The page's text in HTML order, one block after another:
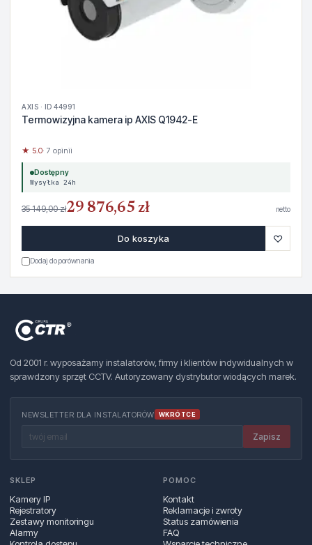
AXIS · ID 44991
Termowizyjna kamera ip AXIS Q1942-E
★ 5.0· 7 opinii
Dostępny
Wysyłka 24h
35 149,00 zł29 876,65 zł netto
Do koszyka ♡
Dodaj do porównania
Od 2001 r. wyposażamy instalatorów, firmy i klientów indywidualnych w
sprawdzony sprzęt CCTV. Autoryzowany dystrybutor wiodących marek.
NEWSLETTER DLA INSTALATORÓW WKRÓTCE
Zapisz
SKLEP
Kamery IP
Rejestratory
Zestawy monitoringu
Alarmy
POMOC
Kontakt
Reklamacje i zwroty
Status zamówienia
FAQ